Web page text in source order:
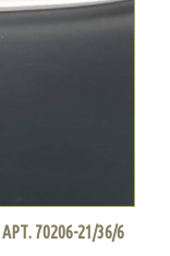
70206-21/36/6